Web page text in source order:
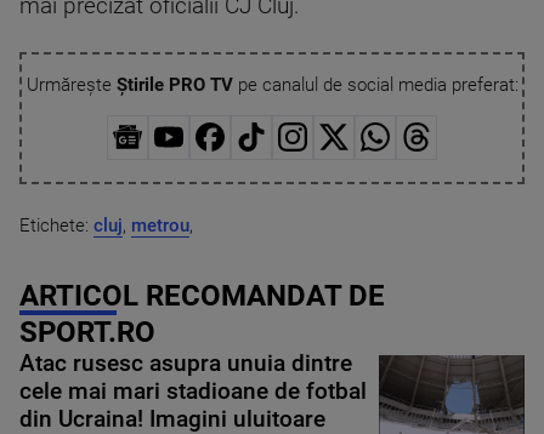
mai precizat oficialii CJ Cluj.
Urmărește Știrile PRO TVpe canalul de social media preferat:
Etichete: cluj, metrou,
ARTICOL RECOMANDAT DE
SPORT.RO
Atac rusesc asupra unuia dintre
cele mai mari stadioane de fotbal
din Ucraina! Imagini uluitoare